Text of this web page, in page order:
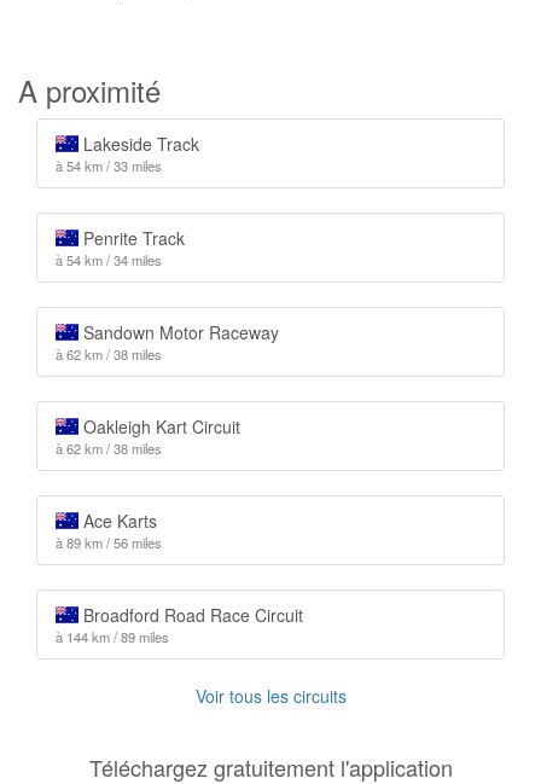
A proximité
Lakeside Track
à 54 km / 33 miles
Penrite Track
à 54 km / 34 miles
Sandown Motor Raceway
à 62 km / 38 miles
Oakleigh Kart Circuit
à 62 km / 38 miles
Ace Karts
à 89 km / 56 miles
Broadford Road Race Circuit
à 144 km / 89 miles
Voir tous les circuits
Téléchargez gratuitement l'application